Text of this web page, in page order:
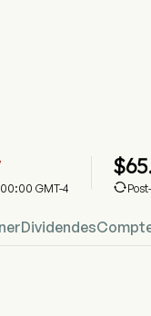
GMT-4
$

Dividendes